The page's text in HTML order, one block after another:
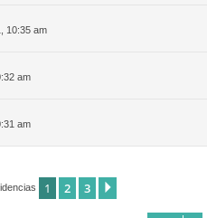
10:35 am
am
am
1 2 3